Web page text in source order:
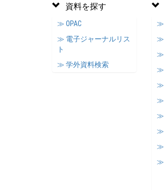
資料を探す
≫ OPAC
≫ 電子ジャーナルリス
ト
≫ 学外資料検索
≫
≫
≫
≫
≫
≫
≫
≫
≫
≫